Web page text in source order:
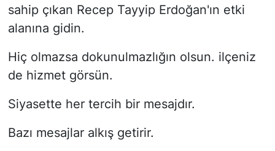
sahip çıkan Recep Tayyip Erdoğan'ın etki
alanına gidin.
Hiç olmazsa dokunulmazlığın olsun. ilçeniz
de hizmet görsün.
Siyasette her tercih bir mesajdır.
Bazı mesajlar alkış getirir.